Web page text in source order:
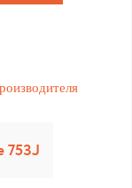
753J